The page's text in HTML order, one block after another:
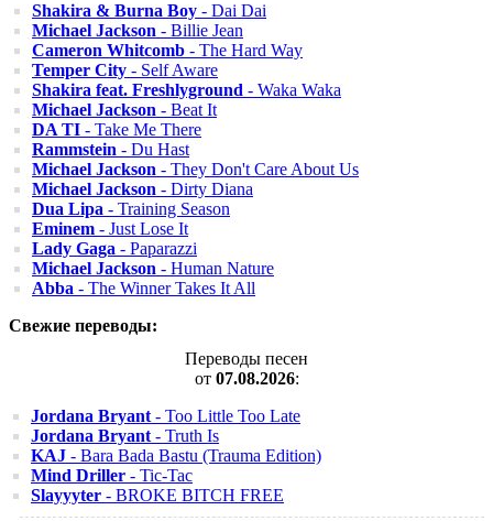
Shakira & Burna Boy - Dai Dai
Michael Jackson - Billie Jean
Cameron Whitcomb - The Hard Way
Temper City - Self Aware
Shakira feat. Freshlyground - Waka Waka
Michael Jackson - Beat It
DA TI - Take Me There
Rammstein - Du Hast
Michael Jackson - They Don't Care About Us
Michael Jackson - Dirty Diana
Dua Lipa - Training Season
Eminem - Just Lose It
Lady Gaga - Paparazzi
Michael Jackson - Human Nature
Abba - The Winner Takes It All
Свежие переводы:
Переводы песен
от 07.08.2026:
Jordana Bryant - Too Little Too Late
Jordana Bryant - Truth Is
KAJ - Bara Bada Bastu (Trauma Edition)
Mind Driller - Tic-Tac
Slayyyter - BROKE BITCH FREE